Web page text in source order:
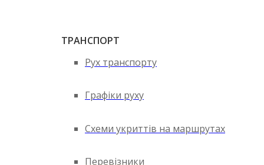
ТРАНСПОРТ
Рух транспорту
Графіки руху
Схеми укриттів на маршрутах
Перевізники